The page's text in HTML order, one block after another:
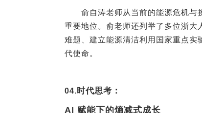
俞自涛老师从当前的能源危机与
重要地位。俞老师还列举了多位浙大
难题、建立能源清洁利用国家重点实
代使命。
04.时代思考：
AI 赋能下的熵减式成长